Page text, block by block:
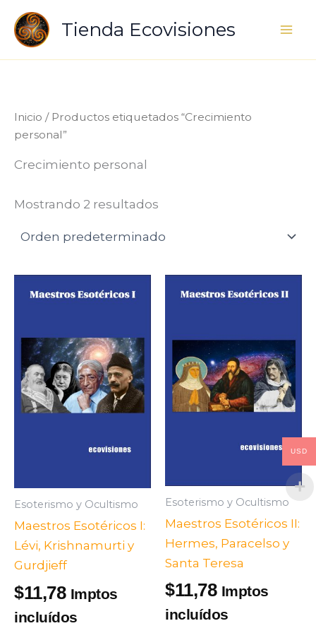
contenido
Tienda Ecovisiones
Inicio / Productos etiquetados “Crecimiento
personal”
Crecimiento personal
Mostrando 2 resultados
Esoterismo y Ocultismo
Maestros Esotéricos I:
Lévi, Krishnamurti y
Gurdjieff
$11,78 Imptos
incluídos
Esoterismo y Ocultismo
Maestros Esotéricos II:
Hermes, Paracelso y
Santa Teresa
$11,78 Imptos
incluídos
USD